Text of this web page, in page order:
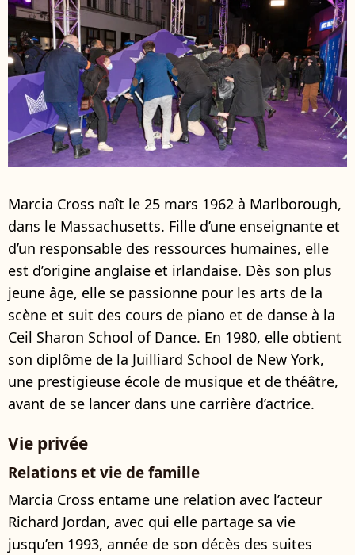
Marcia Cross naît le 25 mars 1962 à Marlborough,
dans le Massachusetts. Fille d’une enseignante et
d’un responsable des ressources humaines, elle
est d’origine anglaise et irlandaise. Dès son plus
jeune âge, elle se passionne pour les arts de la
scène et suit des cours de piano et de danse à la
Ceil Sharon School of Dance. En 1980, elle obtient
son diplôme de la Juilliard School de New York,
une prestigieuse école de musique et de théâtre,
avant de se lancer dans une carrière d’actrice.
Vie privée
Relations et vie de famille
Marcia Cross entame une relation avec l’acteur
Richard Jordan, avec qui elle partage sa vie
jusqu’en 1993, année de son décès des suites